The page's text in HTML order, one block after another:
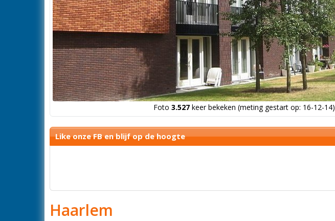
Foto 3.527keer bekeken (meting gestart op: 16-12-14)
Like onze FB en blijf op de hoogte
Haarlem